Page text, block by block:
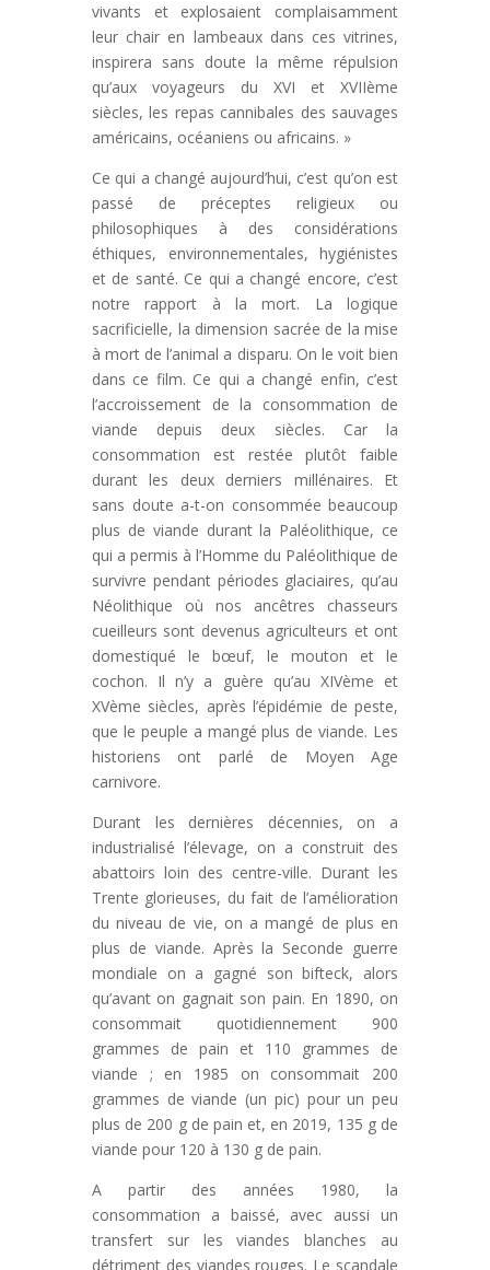
vivants et explosaient complaisamment
leur chair en lambeaux dans ces vitrines,
inspirera sans doute la même répulsion
qu’aux voyageurs du XVI et XVIIème
siècles, les repas cannibales des sauvages
américains, océaniens ou africains. »
Ce qui a changé aujourd’hui, c’est qu’on est
passé de préceptes religieux ou
philosophiques à des considérations
éthiques, environnementales, hygiénistes
et de santé. Ce qui a changé encore, c’est
notre rapport à la mort. La logique
sacrificielle, la dimension sacrée de la mise
à mort de l’animal a disparu. On le voit bien
dans ce film. Ce qui a changé enfin, c’est
l’accroissement de la consommation de
viande depuis deux siècles. Car la
consommation est restée plutôt faible
durant les deux derniers millénaires. Et
sans doute a-t-on consommée beaucoup
plus de viande durant la Paléolithique, ce
qui a permis à l’Homme du Paléolithique de
survivre pendant périodes glaciaires, qu’au
Néolithique où nos ancêtres chasseurs
cueilleurs sont devenus agriculteurs et ont
domestiqué le bœuf, le mouton et le
cochon. Il n’y a guère qu’au XIVème et
XVème siècles, après l’épidémie de peste,
que le peuple a mangé plus de viande. Les
historiens ont parlé de Moyen Age
carnivore.
Durant les dernières décennies, on a
industrialisé l’élevage, on a construit des
abattoirs loin des centre-ville. Durant les
Trente glorieuses, du fait de l’amélioration
du niveau de vie, on a mangé de plus en
plus de viande. Après la Seconde guerre
mondiale on a gagné son bifteck, alors
qu’avant on gagnait son pain. En 1890, on
consommait quotidiennement 900
grammes de pain et 110 grammes de
viande ; en 1985 on consommait 200
grammes de viande (un pic) pour un peu
plus de 200 g de pain et, en 2019, 135 g de
viande pour 120 à 130 g de pain.
A partir des années 1980, la
consommation a baissé, avec aussi un
transfert sur les viandes blanches au
détriment des viandes rouges. Le scandale